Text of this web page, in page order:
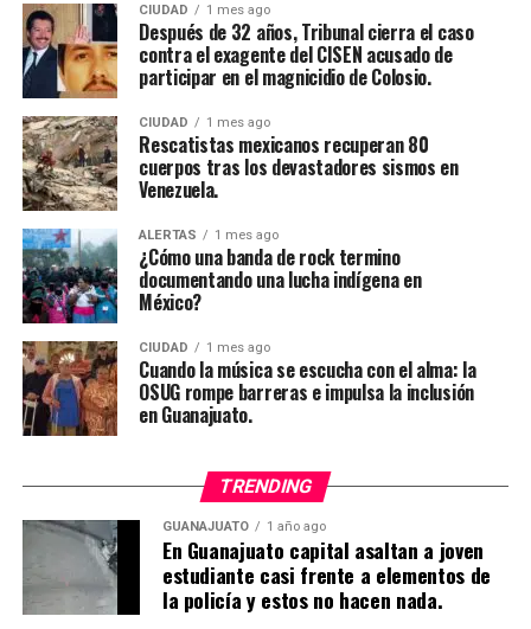
CIUDAD 1 mes ago
Después de 32 años, Tribunal cierra el caso
contra el exagente del CISEN acusado de
participar en el magnicidio de Colosio.
CIUDAD 1 mes ago
Rescatistas mexicanos recuperan 80
cuerpos tras los devastadores sismos en
Venezuela.
ALERTAS 1 mes ago
¿Cómo una banda de rock termino
documentando una lucha indígena en
México?
CIUDAD 1 mes ago
Cuando la música se escucha con el alma: la
OSUG rompe barreras e impulsa la inclusión
en Guanajuato.
TRENDING
GUANAJUATO 1 año ago
En Guanajuato capital asaltan a joven
estudiante casi frente a elementos de
la policía y estos no hacen nada.